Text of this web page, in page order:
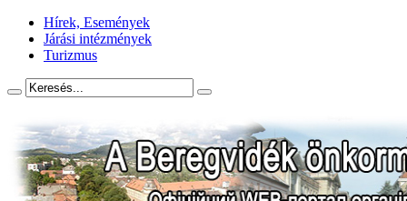
Hírek, Események
Járási intézmények
Turizmus